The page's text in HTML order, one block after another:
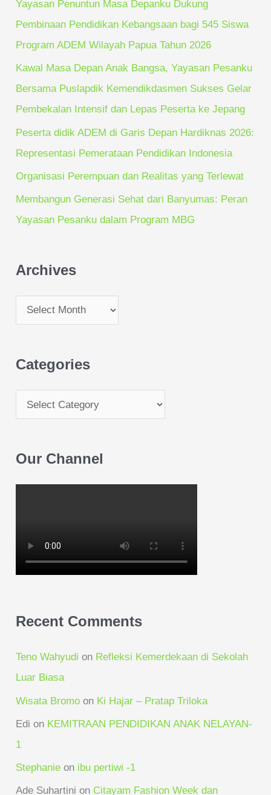
h
f
Yayasan Penuntun Masa Depanku Dukung
Pembinaan Pendidikan Kebangsaan bagi 545 Siswa
Program ADEM Wilayah Papua Tahun 2026
Kawal Masa Depan Anak Bangsa, Yayasan Pesanku
Bersama Puslapdik Kemendikdasmen Sukses Gelar
Pembekalan Intensif dan Lepas Peserta ke Jepang
Peserta didik ADEM di Garis Depan Hardiknas 2026:
Representasi Pemerataan Pendidikan Indonesia
Organisasi Perempuan dan Realitas yang Terlewat
Membangun Generasi Sehat dari Banyumas: Peran
Yayasan Pesanku dalam Program MBG
Archives
Categories
Our Channel
Recent Comments
Teno Wahyudi on Refleksi Kemerdekaan di Sekolah
Luar Biasa
Wisata Bromo on Ki Hajar – Pratap Triloka
Edi on KEMITRAAN PENDIDIKAN ANAK NELAYAN-
1
Stephanie on ibu pertiwi -1
Ade Suhartini on Citayam Fashion Week dan